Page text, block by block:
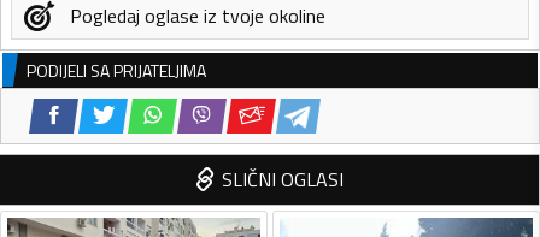
Pogledaj oglase iz tvoje okoline
PODIJELI SA PRIJATELJIMA
SLIČNI OGLASI